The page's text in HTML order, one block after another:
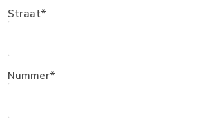
Straat
Nummer